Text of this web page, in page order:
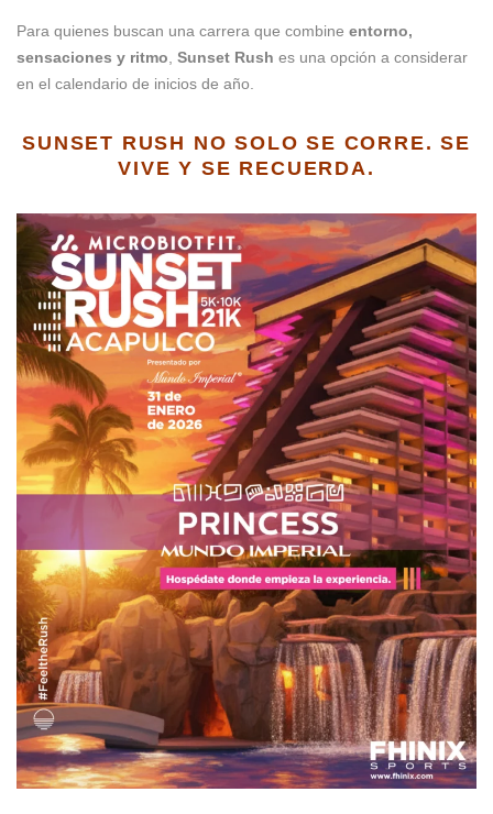
Para quienes buscan una carrera que combine entorno,
sensaciones y ritmo, Sunset Rush es una opción a considerar
en el calendario de inicios de año.
SUNSET RUSH NO SOLO SE CORRE. SE
VIVE Y SE RECUERDA.